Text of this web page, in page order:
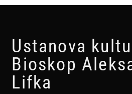
Ustanova
Bioskop
Lifka